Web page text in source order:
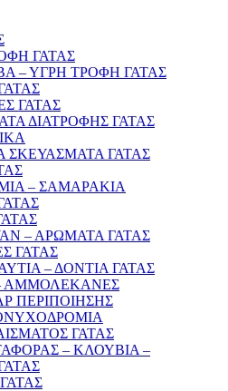
ΓΑΤΑΣ
– ΥΓΡΗ ΤΡΟΦΗ ΓΑΤΑΣ
ΓΑΤΑΣ
ΔΙΑΤΡΟΦΗΣ ΓΑΤΑΣ
ΣΚΕΥΑΣΜΑΤΑ ΓΑΤΑΣ
– ΣΑΜΑΡΑΚΙΑ
– ΑΡΩΜΑΤΑ ΓΑΤΑΣ
ΓΑΤΑΣ
– ΔΟΝΤΙΑ ΓΑΤΑΣ
ΑΜΜΟΛΕΚΑΝΕΣ
ΠΕΡΙΠΟΙΗΣΗΣ
ΓΑΤΑΣ
– ΚΛΟΥΒΙΑ –